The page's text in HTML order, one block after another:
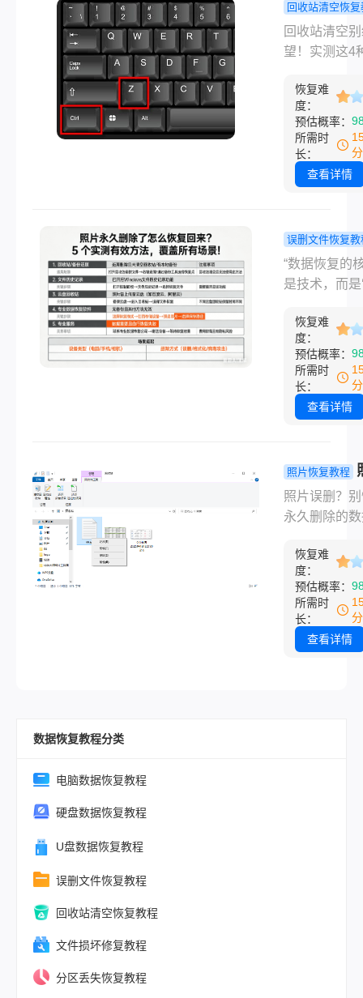
回收站清空恢
回收站删除
件怎么恢复
松找回“消
重要文件！
回收站清空
望！实测这4
失”的重要文
时刻误删文
的心跳漏跳
掌握正确方
据重生只需
数字时代最
头一紧的时
一。那份明
的报告、精
的视频素材
多年的工作
在一声清脆
声中似乎化
有。别慌，
件测评多年
“消失”，它们
系统标记为“
恢复难
度：
预估概率：
所需时
长：
查看详情
误删文件恢复教
片永久删除
么恢复回来
覆盖所有场
“数据恢复的
是技术，而是
操作，找回
低。” 作为深
软件测评 8
主，我见过
场人因误删
哭的场景。“
除” 四个字看
了数据的生
期，但实际
要文件存储
空间未被新
盖，恢复成
高达 90% 以
恢复难
度：
预估概率：
所需时
长：
查看详情
照片恢复教程
误删永久删
样找回？这
照片误删？
永久删除的
除的那一刻
数据并未真
而去。电脑
件误删、回
被清空、U
恢复难
度：
预估概率：
所需时
长：
查看详情
数据恢复教程分类
电脑数据恢复教程
硬盘数据恢复教程
U盘数据恢复教程
误删文件恢复教程
回收站清空恢复教程
文件损坏修复教程
分区丢失恢复教程